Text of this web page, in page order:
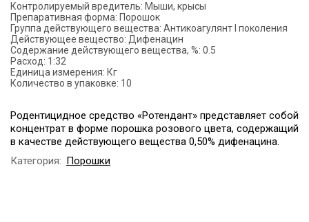
Контролируемый вредитель: Мыши, крысы
Препаративная форма: Порошок
Группа действующего вещества: Антикоагулянт I поколения
Действующее вещество: Дифенацин
Содержание действующего вещества, %: 0.5
Расход: 1:32
Единица измерения: Кг
Количество в упаковке: 10
Родентицидное средство «Ротендант» представляет собой
концентрат в форме порошка розового цвета, содержащий
в качестве действующего вещества 0,50% дифенацина.
Категория: Порошки